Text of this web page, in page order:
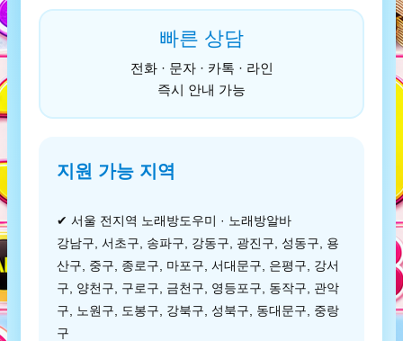
빠른 상담
전화 · 문자 · 카톡 · 라인
즉시 안내 가능
지원 가능 지역
✔ 서울 전지역 노래방도우미 · 노래방알바
강남구, 서초구, 송파구, 강동구, 광진구, 성동구, 용
산구, 중구, 종로구, 마포구, 서대문구, 은평구, 강서
구, 양천구, 구로구, 금천구, 영등포구, 동작구, 관악
구, 노원구, 도봉구, 강북구, 성북구, 동대문구, 중랑
구